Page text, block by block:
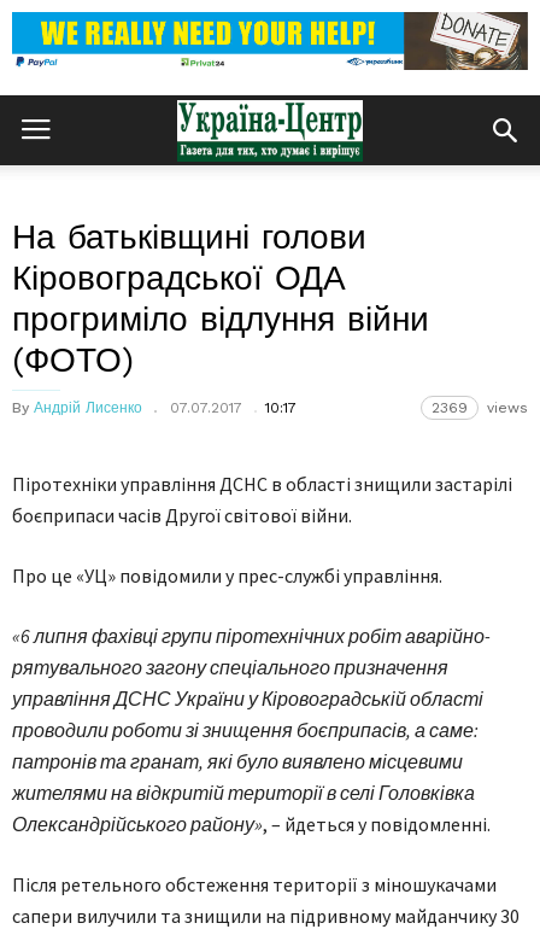
На батьківщині голови
Кіровоградської ОДА
прогриміло відлуння війни
(ФОТО)
By Андрій Лисенко 07.07.2017 10:17 2369 views
Піротехніки управління ДСНС в області знищили застарілі
боєприпаси часів Другої світової війни.
Про це «УЦ» повідомили у прес-службі управління.
«6 липня фахівці групи піротехнічних робіт аварійно-
рятувального загону спеціального призначення
управління ДСНС України у Кіровоградській області
проводили роботи зі знищення боєприпасів, а саме:
патронів та гранат, які було виявлено місцевими
жителями на відкритій території в селі Головківка
Олександрійського району», – йдеться у повідомленні.
Після ретельного обстеження території з міношукачами
сапери вилучили та знищили на підривному майданчику 30